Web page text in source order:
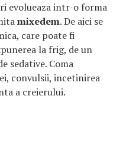
evolueaza intr-o forma
mixedem. De aici se
care poate fi
la frig, de un
sedative. Coma
convulsii, incetinirea
a creierului.